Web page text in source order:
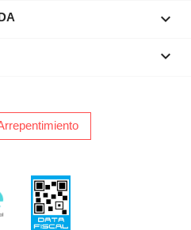
keyboard_arrow_down
